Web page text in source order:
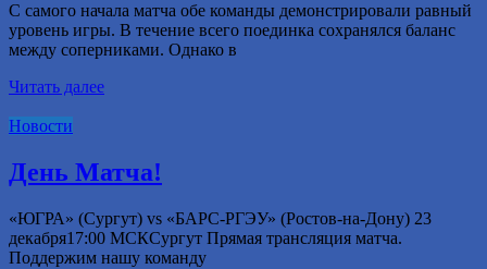
С самого начала матча обе команды демонстрировали равный
уровень игры. В течение всего поединка сохранялся баланс
между соперниками. Однако в
Читать далее
Новости
День Матча!
«ЮГРА» (Сургут) vs «БАРС-РГЭУ» (Ростов-на-Дону) 23
декабря17:00 МСКСургут Прямая трансляция матча.
Поддержим нашу команду